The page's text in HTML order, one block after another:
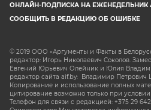
ОНЛАЙН-ПОДПИСКА НА ЕЖЕНЕДЕЛЬНИК
СООБЩИТЬ В РЕДАКЦИЮ ОБ ОШИБКЕ
© 2019 ООО «Аргументы и Факты в
редактор: Игорь Николаевич Соколов.
Евгений Юрьевич Олейник и Юлия
редактор сайта aif.by: Владимир
Копирование и использование полных
цитирование возможно только при
Телефон для связи с редакцией: +375 29 642